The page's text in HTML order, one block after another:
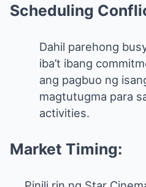
Scheduling
Dahil parehong
iba’t ibang
ang pagbuo ng
magtutugma para
activities.
Market Timing: